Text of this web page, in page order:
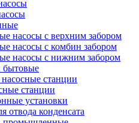
насосы с верхним забором
насосы с комбин забором
насосы с нижним забором
бытовые
станции
станции
установки
отвода конденсата